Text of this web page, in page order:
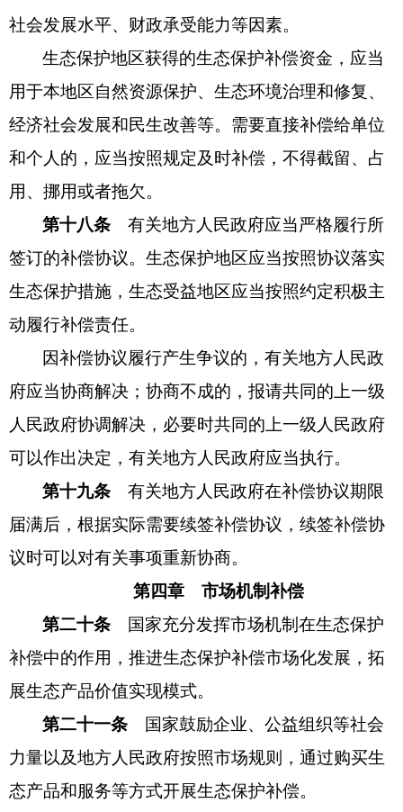
社会发展水平、财政承受能力等因素。
生态保护地区获得的生态保护补偿资金，应当
用于本地区自然资源保护、生态环境治理和修复、
经济社会发展和民生改善等。需要直接补偿给单位
和个人的，应当按照规定及时补偿，不得截留、占
用、挪用或者拖欠。
第十八条 有关地方人民政府应当严格履行所
签订的补偿协议。生态保护地区应当按照协议落实
生态保护措施，生态受益地区应当按照约定积极主
动履行补偿责任。
因补偿协议履行产生争议的，有关地方人民政
府应当协商解决；协商不成的，报请共同的上一级
人民政府协调解决，必要时共同的上一级人民政府
可以作出决定，有关地方人民政府应当执行。
第十九条 有关地方人民政府在补偿协议期限
届满后，根据实际需要续签补偿协议，续签补偿协
议时可以对有关事项重新协商。
第四章 市场机制补偿
第二十条 国家充分发挥市场机制在生态保护
补偿中的作用，推进生态保护补偿市场化发展，拓
展生态产品价值实现模式。
第二十一条 国家鼓励企业、公益组织等社会
力量以及地方人民政府按照市场规则，通过购买生
态产品和服务等方式开展生态保护补偿。